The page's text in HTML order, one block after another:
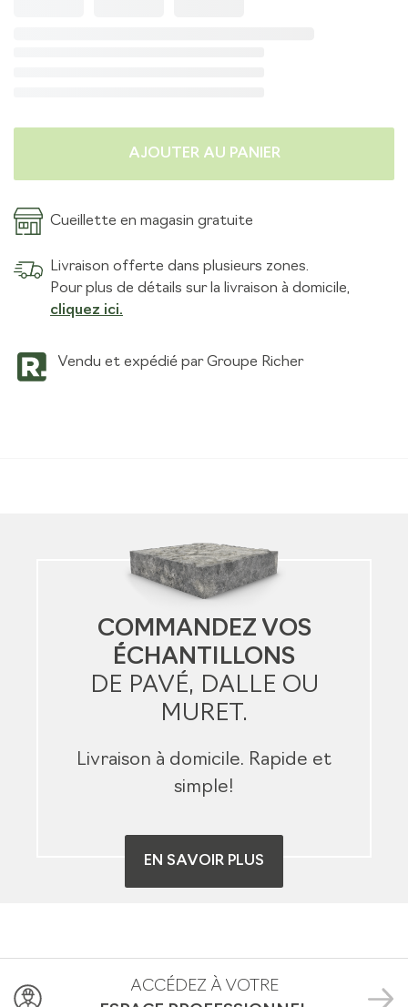
AJOUTER AU PANIER
Cueillette en magasin gratuite
Livraison offerte dans plusieurs zones.
Pour plus de détails sur la livraison à domicile,
cliquez ici.
Vendu et expédié par Groupe Richer
COMMANDEZ VOS
ÉCHANTILLONS
DE PAVÉ, DALLE OU
MURET.
Livraison à domicile. Rapide et
simple!
EN SAVOIR PLUS
ACCÉDEZ À VOTRE